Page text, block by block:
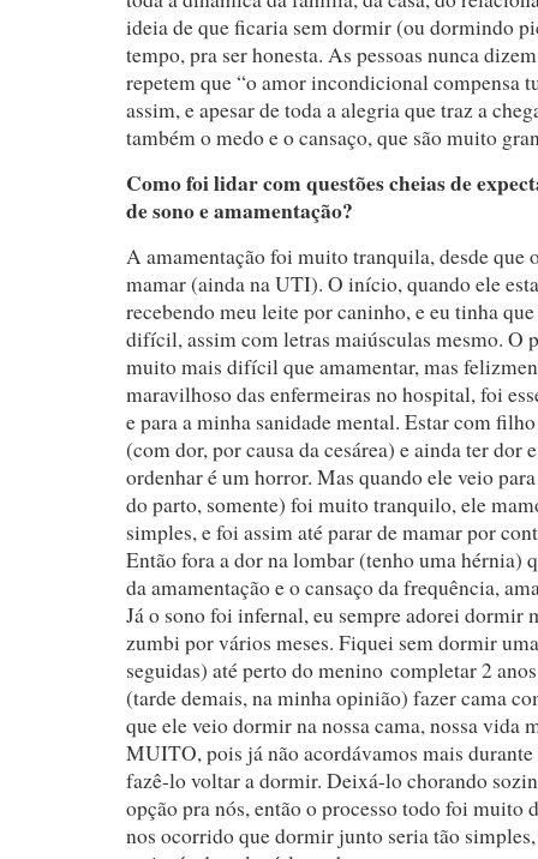
ideia de que ficaria sem dormir (ou dormindo
tempo, pra ser honesta. As pessoas nunca
repetem que “o amor incondicional compensa
assim, e apesar de toda a alegria que traz a
também o medo e o cansaço, que são muito
Como foi lidar com questões cheias de
de sono e amamentação?
A amamentação foi muito tranquila, desde que
mamar (ainda na UTI). O início, quando ele
recebendo meu leite por caninho, e eu tinha
difícil, assim com letras maiúsculas mesmo. O
muito mais difícil que amamentar, mas
maravilhoso das enfermeiras no hospital, foi
e para a minha sanidade mental. Estar com
(com dor, por causa da cesárea) e ainda ter dor
ordenhar é um horror. Mas quando ele veio
do parto, somente) foi muito tranquilo, ele
simples, e foi assim até parar de mamar por
Então fora a dor na lombar (tenho uma hérnia)
da amamentação e o cansaço da frequência,
Já o sono foi infernal, eu sempre adorei dormir
zumbi por vários meses. Fiquei sem dormir
seguidas) até perto do menino completar 2
(tarde demais, na minha opinião) fazer cama
que ele veio dormir na nossa cama, nossa vida
MUITO, pois já não acordávamos mais durante
fazê-lo voltar a dormir. Deixá-lo chorando
opção pra nós, então o processo todo foi muito
nos ocorrido que dormir junto seria tão